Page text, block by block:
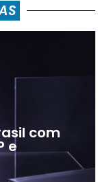
com
e